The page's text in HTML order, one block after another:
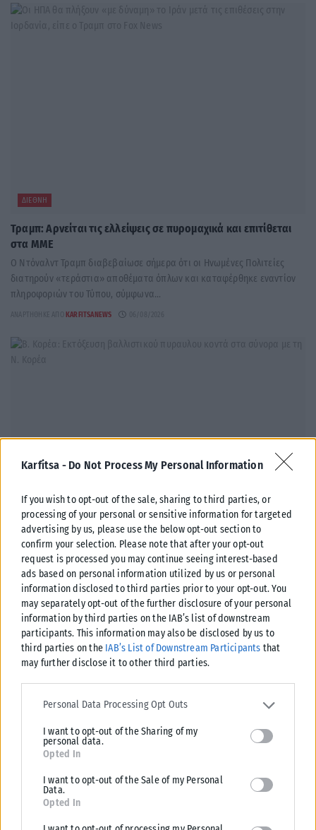
Karfitsa - Do Not Process My Personal Information
If you wish to opt-out of the sale, sharing to third parties, or
processing of your personal or sensitive information for targeted
advertising by us, please use the below opt-out section to
confirm your selection. Please note that after your opt-out
request is processed you may continue seeing interest-based
ads based on personal information utilized by us or personal
information disclosed to third parties prior to your opt-out. You
may separately opt-out of the further disclosure of your personal
information by third parties on the IAB’s list of downstream
participants. This information may also be disclosed by us to
third parties on the IAB’s List of Downstream Participants that
may further disclose it to other third parties.
Please note that this website/app uses one or more Google
services and may gather and store information including but not
deny consent to Google and its third-party tags to use your data
for below specified purposes in below Google consent section.
Personal Data Processing Opt Outs
I want to opt-out of the Sharing of my
personal data.
Opted In
I want to opt-out of the Sale of my Personal
Data.
Opted In
ΔΙΕΘΝΉ
Τραμπ: Αρνείται τις ελλείψεις σε πυρομαχικά και επιτίθεται
στα ΜΜΕ
Ο Ντόναλντ Τραμπ διαβεβαίωσε σήμερα ότι οι Ηνωμένες Πολιτείες
διατηρούν «τεράστια» αποθέματα όπλων και καταφέρθηκε εναντίον
πληροφοριών του Τύπου, σύμφωνα...
ΑΝΑΡΤΉΘΗΚΕ ΑΠΌ KARFITSANEWS
ΔΙΕΘΝΉ
Μαύρη Θάλασσα: Ρωσικό πλήγμα σε πλοίο με ξένη σημαία –
Ένας νεκρός
Ρωσική επίθεση προκάλεσε ζημιές σε πλοίο υπό ξένη σημαία με φορτίο
δημηριακών στα ουκρανικά ύδατα της Μαύρης Θάλασσας, με
αποτέλεσμα...
ΑΝΑΡΤΉΘΗΚΕ ΑΠΌ KARFITSANEWS 06/08/2026